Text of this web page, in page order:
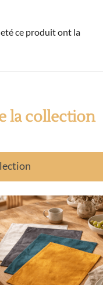
ce produit ont la
la collection